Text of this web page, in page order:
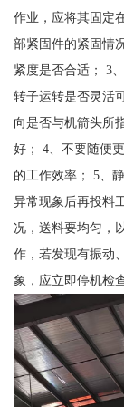
作业，应将其固定
部紧固件的紧固情
紧度是否合适； 3
转子运转是否灵活
向是否与机箭头所
好； 4、不要随便
的工作效率； 5、
异常现象后再投料
况，送料要均匀，
作，若发现有振动
象，应立即停机检